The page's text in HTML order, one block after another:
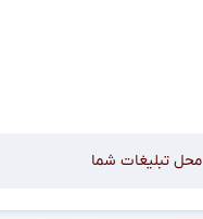
محل تبلیغات شما